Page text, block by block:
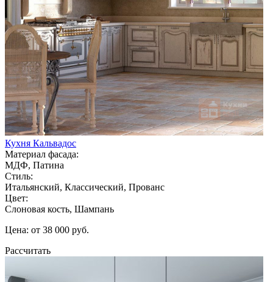
Кухня Кальвадос
Материал фасада:
МДФ, Патина
Стиль:
Итальянский, Классический, Прованс
Цвет:
Слоновая кость, Шампань
Цена: от 38 000 руб.
Рассчитать